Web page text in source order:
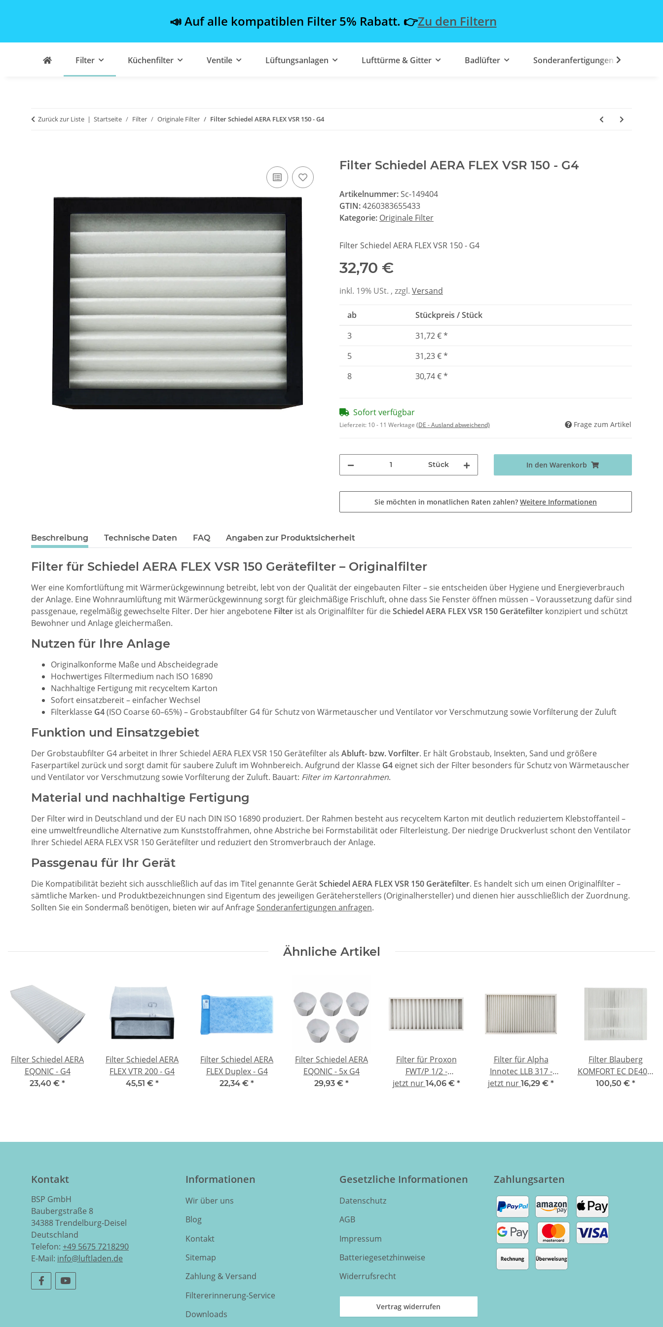
📣 Auf alle kompatiblen Filter 5% Rabatt. 👉Zu den Filtern
Filter Küchenfilter Ventile Lüftungsanlagen Lufttürme & Gitter Badlüfter Sonderanfertigungen
Zurück zur Liste Startseite Filter Originale Filter Filter Schiedel AERA FLEX VSR 150 - G4
Filter Schiedel AERA FLEX VSR 150 - G4
Artikelnummer: Sc-149404
GTIN:4260383655433
Kategorie: Originale Filter
Filter Schiedel AERA FLEX VSR 150 - G4
32,70 €
inkl. 19% USt. , zzgl. Versand
ab
Stückpreis / Stück
3
31,72 €*
5
31,23 €*
8
30,74 €*
Sofort verfügbar
Lieferzeit: 10 - 11 Werktage (DE - Ausland abweichend) Frage zum Artikel
Stück In den Warenkorb
Sie möchten in monatlichen Raten zahlen? Weitere Informationen
Beschreibung Technische Daten FAQ Angaben zur Produktsicherheit
Filter für Schiedel AERA FLEX VSR 150 Gerätefilter – Originalfilter
Wer eine Komfortlüftung mit Wärmerückgewinnung betreibt, lebt von der Qualität der eingebauten Filter – sie entscheiden über Hygiene und Energieverbrauch
der Anlage. Eine Wohnraumlüftung mit Wärmerückgewinnung sorgt für gleichmäßige Frischluft, ohne dass Sie Fenster öffnen müssen – Voraussetzung dafür sind
passgenaue, regelmäßig gewechselte Filter. Der hier angebotene Filter ist als Originalfilter für dieSchiedel AERA FLEX VSR 150 Gerätefilter konzipiert und schützt
Bewohner und Anlage gleichermaßen.
Nutzen für Ihre Anlage
Originalkonforme Maße und Abscheidegrade
Hochwertiges Filtermedium nach ISO 16890
Nachhaltige Fertigung mit recyceltem Karton
Sofort einsatzbereit – einfacher Wechsel
Filterklasse G4(ISO Coarse 60–65%) – Grobstaubfilter G4 für Schutz von Wärmetauscher und Ventilator vor Verschmutzung sowie Vorfilterung der Zuluft
Funktion und Einsatzgebiet
Der Grobstaubfilter G4 arbeitet in Ihrer Schiedel AERA FLEX VSR 150 Gerätefilter als Abluft- bzw. Vorfilter. Er hält Grobstaub, Insekten, Sand und größere
Faserpartikel zurück und sorgt damit für saubere Zuluft im Wohnbereich. Aufgrund der Klasse G4 eignet sich der Filter besonders für Schutz von Wärmetauscher
und Ventilator vor Verschmutzung sowie Vorfilterung der Zuluft. Bauart: Filter im Kartonrahmen.
Material und nachhaltige Fertigung
Der Filter wird in Deutschland und der EU nach DIN ISO 16890 produziert. Der Rahmen besteht aus recyceltem Karton mit deutlich reduziertem Klebstoffanteil –
eine umweltfreundliche Alternative zum Kunststoffrahmen, ohne Abstriche bei Formstabilität oder Filterleistung. Der niedrige Druckverlust schont den Ventilator
Ihrer Schiedel AERA FLEX VSR 150 Gerätefilter und reduziert den Stromverbrauch der Anlage.
Passgenau für Ihr Gerät
Die Kompatibilität bezieht sich ausschließlich auf das im Titel genannte GerätSchiedel AERA FLEX VSR 150 Gerätefilter. Es handelt sich um einen Originalfilter –
sämtliche Marken- und Produktbezeichnungen sind Eigentum des jeweiligen Geräteherstellers (Originalhersteller) und dienen hier ausschließlich der Zuordnung.
Sollten Sie ein Sondermaß benötigen, bieten wir auf Anfrage Sonderanfertigungen anfragen.
Ähnliche Artikel
Filter Schiedel AERA
EQONIC - G4
23,40 € *
Filter Schiedel AERA
FLEX VTR 200 - G4
45,51 € *
Filter Schiedel AERA
FLEX Duplex - G4
22,34 € *
Filter Schiedel AERA
EQONIC - 5x G4
29,93 € *
Filter für Proxon
FWT/P 1/2 -
kompatibel G4
jetzt nur 14,06 € *
Filter für Alpha
Innotec LLB 317 -
kompatibel G4
jetzt nur 16,29 € *
Filter Blauberg
KOMFORT EC DE400-
1.5 - G4
100,50 € *
Kontakt
BSP GmbH
Baubergstraße 8
34388 Trendelburg-Deisel
Deutschland
Telefon: +49 5675 7218290
E-Mail: info@luftladen.de
Informationen
Wir über uns
Blog
Kontakt
Sitemap
Zahlung & Versand
Filtererinnerung-Service
Downloads
Gesetzliche Informationen
Datenschutz
AGB
Impressum
Batteriegesetzhinweise
Widerrufsrecht
Vertrag widerrufen
Zahlungsarten